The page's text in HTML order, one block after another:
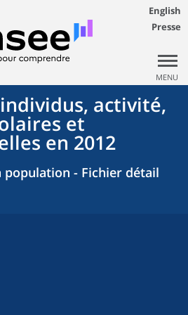
English
Presse
MENU
activité,
et
en 2012
population - Fichier détail